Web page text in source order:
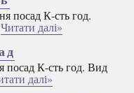
посад К-сть год.
Читати далі»
посад К-сть год. Вид
далі»